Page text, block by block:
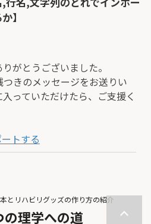
】
がとうございました。
きのメッセージをお送りい
っていただけたら、ご支援く
トする
とリハビリグッズの作り方の紹介
の理学への道